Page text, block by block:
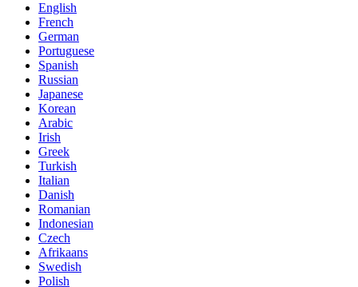
English
French
German
Portuguese
Spanish
Russian
Japanese
Korean
Arabic
Irish
Greek
Turkish
Italian
Danish
Romanian
Indonesian
Czech
Afrikaans
Swedish
Polish